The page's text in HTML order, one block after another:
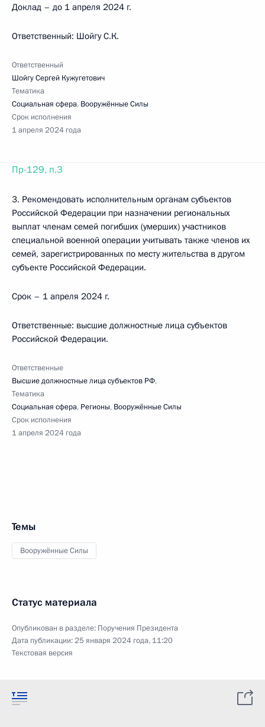
Доклад – до 1 апреля 2024 г.
Ответственный: Шойгу С.К.
Ответственный
Шойгу Сергей Кужугетович
Тематика
Социальная сфера, Вооружённые Силы
Срок исполнения
1 апреля 2024 года
Пр-129, п.3
3. Рекомендовать исполнительным органам субъектов
Российской Федерации при назначении региональных
выплат членам семей погибших (умерших) участников
специальной военной операции учитывать также членов их
семей, зарегистрированных по месту жительства в другом
субъекте Российской Федерации.
Срок – 1 апреля 2024 г.
Ответственные: высшие должностные лица субъектов
Российской Федерации.
Ответственные
Высшие должностные лица субъектов РФ,
Тематика
Социальная сфера, Регионы, Вооружённые Силы
Срок исполнения
1 апреля 2024 года
Темы
Вооружённые Силы
Статус материала
Опубликован в разделе: Поручения Президента
Дата публикации:25 января 2024 года, 11:20
Текстовая версия